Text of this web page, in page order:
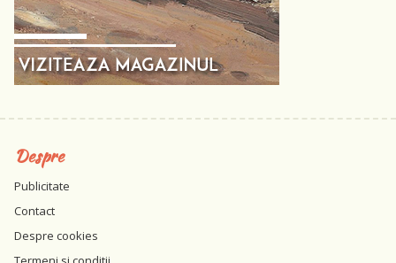
Despre
Publicitate
Contact
Despre cookies